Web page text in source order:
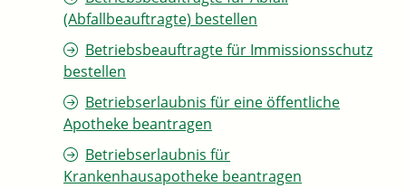
(Abfallbeauftragte) bestellen
Betriebsbeauftragte für Immissionsschutz
bestellen
Betriebserlaubnis für eine öffentliche
Apotheke beantragen
Betriebserlaubnis für
Krankenhausapotheke beantragen